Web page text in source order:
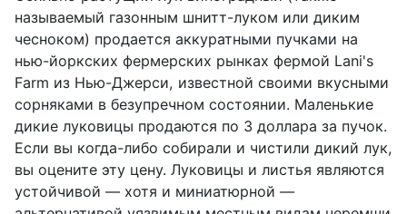
называемый газонным шнитт-луком или диким
чесноком) продается аккуратными пучками на
нью-йоркских фермерских рынках фермой Lani's
Farm из Нью-Джерси, известной своими вкусными
сорняками в безупречном состоянии. Маленькие
дикие луковицы продаются по 3 доллара за пучок.
Если вы когда-либо собирали и чистили дикий лук,
вы оцените эту цену. Луковицы и листья являются
устойчивой — хотя и миниатюрной —